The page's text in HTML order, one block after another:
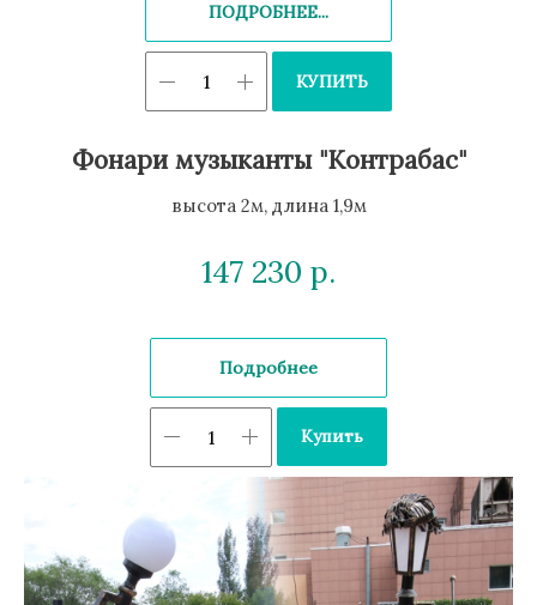
ПОДРОБНЕЕ...
КУПИТЬ
Фонари музыканты "Контрабас"
высота 2м, длина 1,9м
147 230 р.
Подробнее
Купить